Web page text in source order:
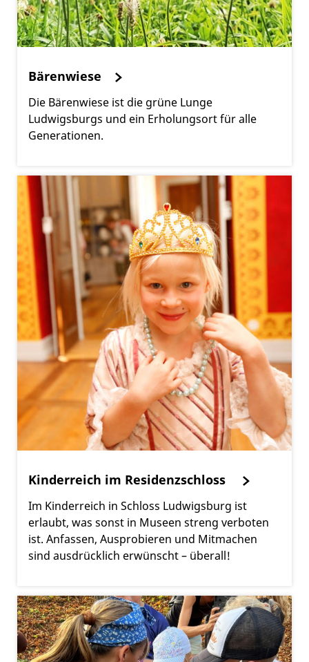
Bärenwiese
Die Bärenwiese ist die grüne Lunge
Ludwigsburgs und ein Erholungsort für alle
Generationen.
Kinderreich im Residenzschloss
Im Kinderreich in Schloss Ludwigsburg ist
erlaubt, was sonst in Museen streng verboten
ist. Anfassen, Ausprobieren und Mitmachen
sind ausdrücklich erwünscht – überall!